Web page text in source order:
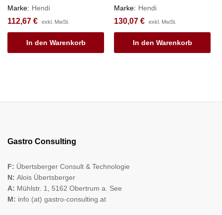
Marke: Hendi
112,67 € exkl. MwSt.
In den Warenkorb
Marke: Hendi
130,07 € exkl. MwSt.
In den Warenkorb
Gastro Consulting
F: Übertsberger Consult & Technologie
N: Alois Übertsberger
A: Mühlstr. 1, 5162 Obertrum a. See
M: info (at) gastro-consulting.at